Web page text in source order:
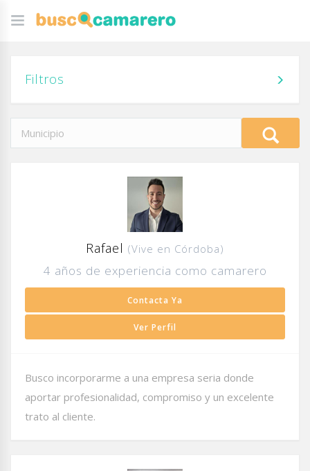
Filtros
Rafael (Vive en Córdoba)
4 años de experiencia como camarero
Contacta Ya
Ver Perfil
Busco incorporarme a una empresa seria donde
aportar profesionalidad, compromiso y un excelente
trato al cliente.